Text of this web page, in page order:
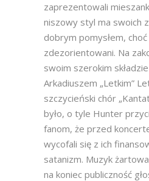
zaprezentowali
niszowy styl ma swoich
dobrym pomysłem,
zdezorientowani. Na
swoim szerokim
Arkadiuszem „Letkim”
szczycieński chór
było, o tyle Hunter
fanom, że przed
wycofali się z ich
satanizm. Muzyk
na koniec publiczność